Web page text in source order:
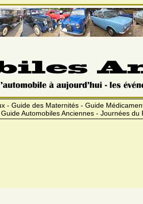
- Guide des Maternités - Guide
Automobiles Anciennes - Journées du